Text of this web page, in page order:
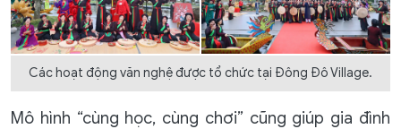
Các hoạt động văn nghệ được tổ chức tại Đông Đô Village.
Mô hình “cùng học, cùng chơi” cũng giúp gia đình